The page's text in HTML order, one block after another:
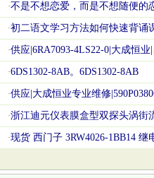
·不是不想恋爱，而是不想随便的
·初二语文学习方法如何快速背诵
·供应|6RA7093-4LS22-0|大成恒业
·6DS1302-8AB。6DS1302-8AB
·供应|大成恒业专业维修
·浙江迪元仪表膜盒型双探头涡街
·现货 西门子 3RW4026-1BB14 继